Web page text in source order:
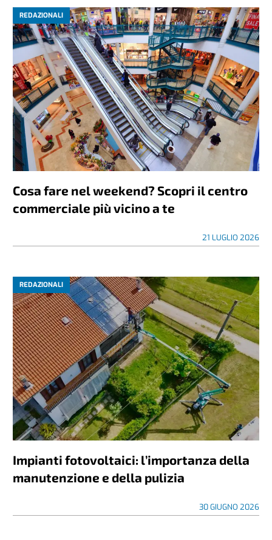
REDAZIONALI
Cosa fare nel weekend? Scopri il centro
commerciale più vicino a te
21 LUGLIO 2026
REDAZIONALI
Impianti fotovoltaici: l’importanza della
manutenzione e della pulizia
30 GIUGNO 2026